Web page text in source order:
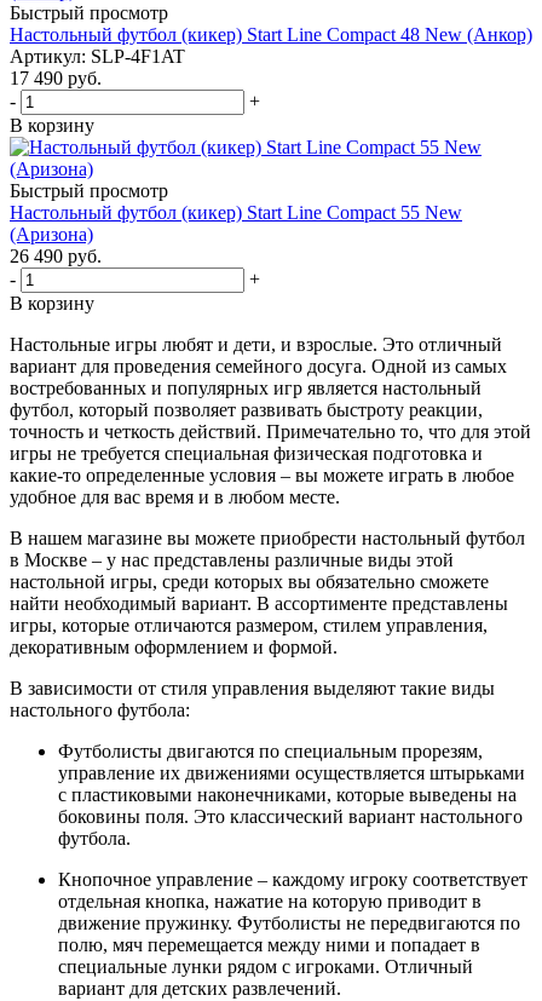
Быстрый просмотр
Настольный футбол (кикер) Start Line Compact 48 New (Анкор)
Артикул: SLP-4F1AT
17 490 руб.
-
+
В корзину
Быстрый просмотр
Настольный футбол (кикер) Start Line Compact 55 New
(Аризона)
26 490 руб.
-
+
В корзину
Настольные игры любят и дети, и взрослые. Это отличный
вариант для проведения семейного досуга. Одной из самых
востребованных и популярных игр является настольный
футбол, который позволяет развивать быстроту реакции,
точность и четкость действий. Примечательно то, что для этой
игры не требуется специальная физическая подготовка и
какие-то определенные условия – вы можете играть в любое
удобное для вас время и в любом месте.
В нашем магазине вы можете приобрести настольный футбол
в Москве – у нас представлены различные виды этой
настольной игры, среди которых вы обязательно сможете
найти необходимый вариант. В ассортименте представлены
игры, которые отличаются размером, стилем управления,
декоративным оформлением и формой.
В зависимости от стиля управления выделяют такие виды
настольного футбола:
Футболисты двигаются по специальным прорезям,
управление их движениями осуществляется штырьками
с пластиковыми наконечниками, которые выведены на
боковины поля. Это классический вариант настольного
футбола.
Кнопочное управление – каждому игроку соответствует
отдельная кнопка, нажатие на которую приводит в
движение пружинку. Футболисты не передвигаются по
полю, мяч перемещается между ними и попадает в
специальные лунки рядом с игроками. Отличный
вариант для детских развлечений.